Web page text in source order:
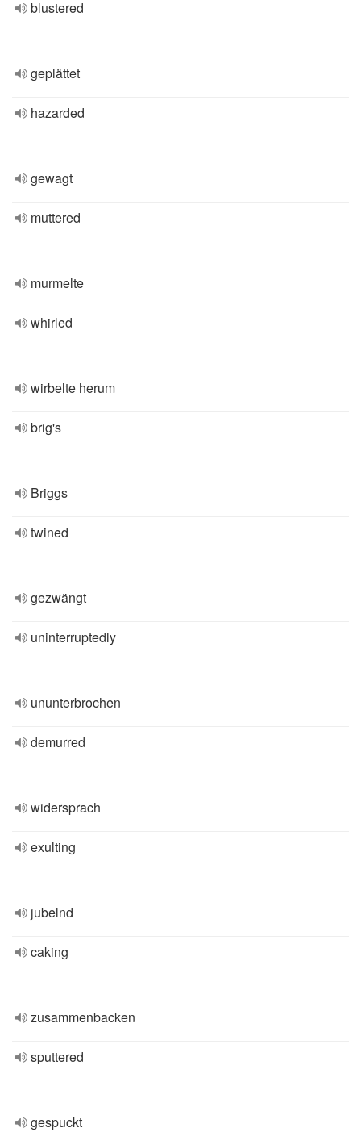
blustered
geplättet
hazarded
gewagt
muttered
murmelte
whirled
wirbelte herum
brig's
Briggs
twined
gezwängt
uninterruptedly
ununterbrochen
demurred
widersprach
exulting
jubelnd
caking
zusammenbacken
sputtered
gespuckt